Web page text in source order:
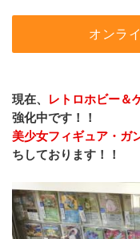
オンラ
現在、 レトロホビー＆
強化中です！！
美少女フィギュア・ガ
ちしております！！